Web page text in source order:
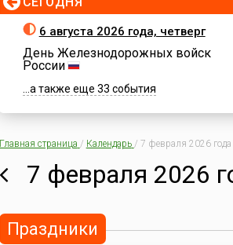
6 августа 2026 года, четверг
День Железнодорожных войск
России
...а также еще 33 события
Главная страница / Календарь / 7 февраля 2026
7 февраля 2026
Праздники